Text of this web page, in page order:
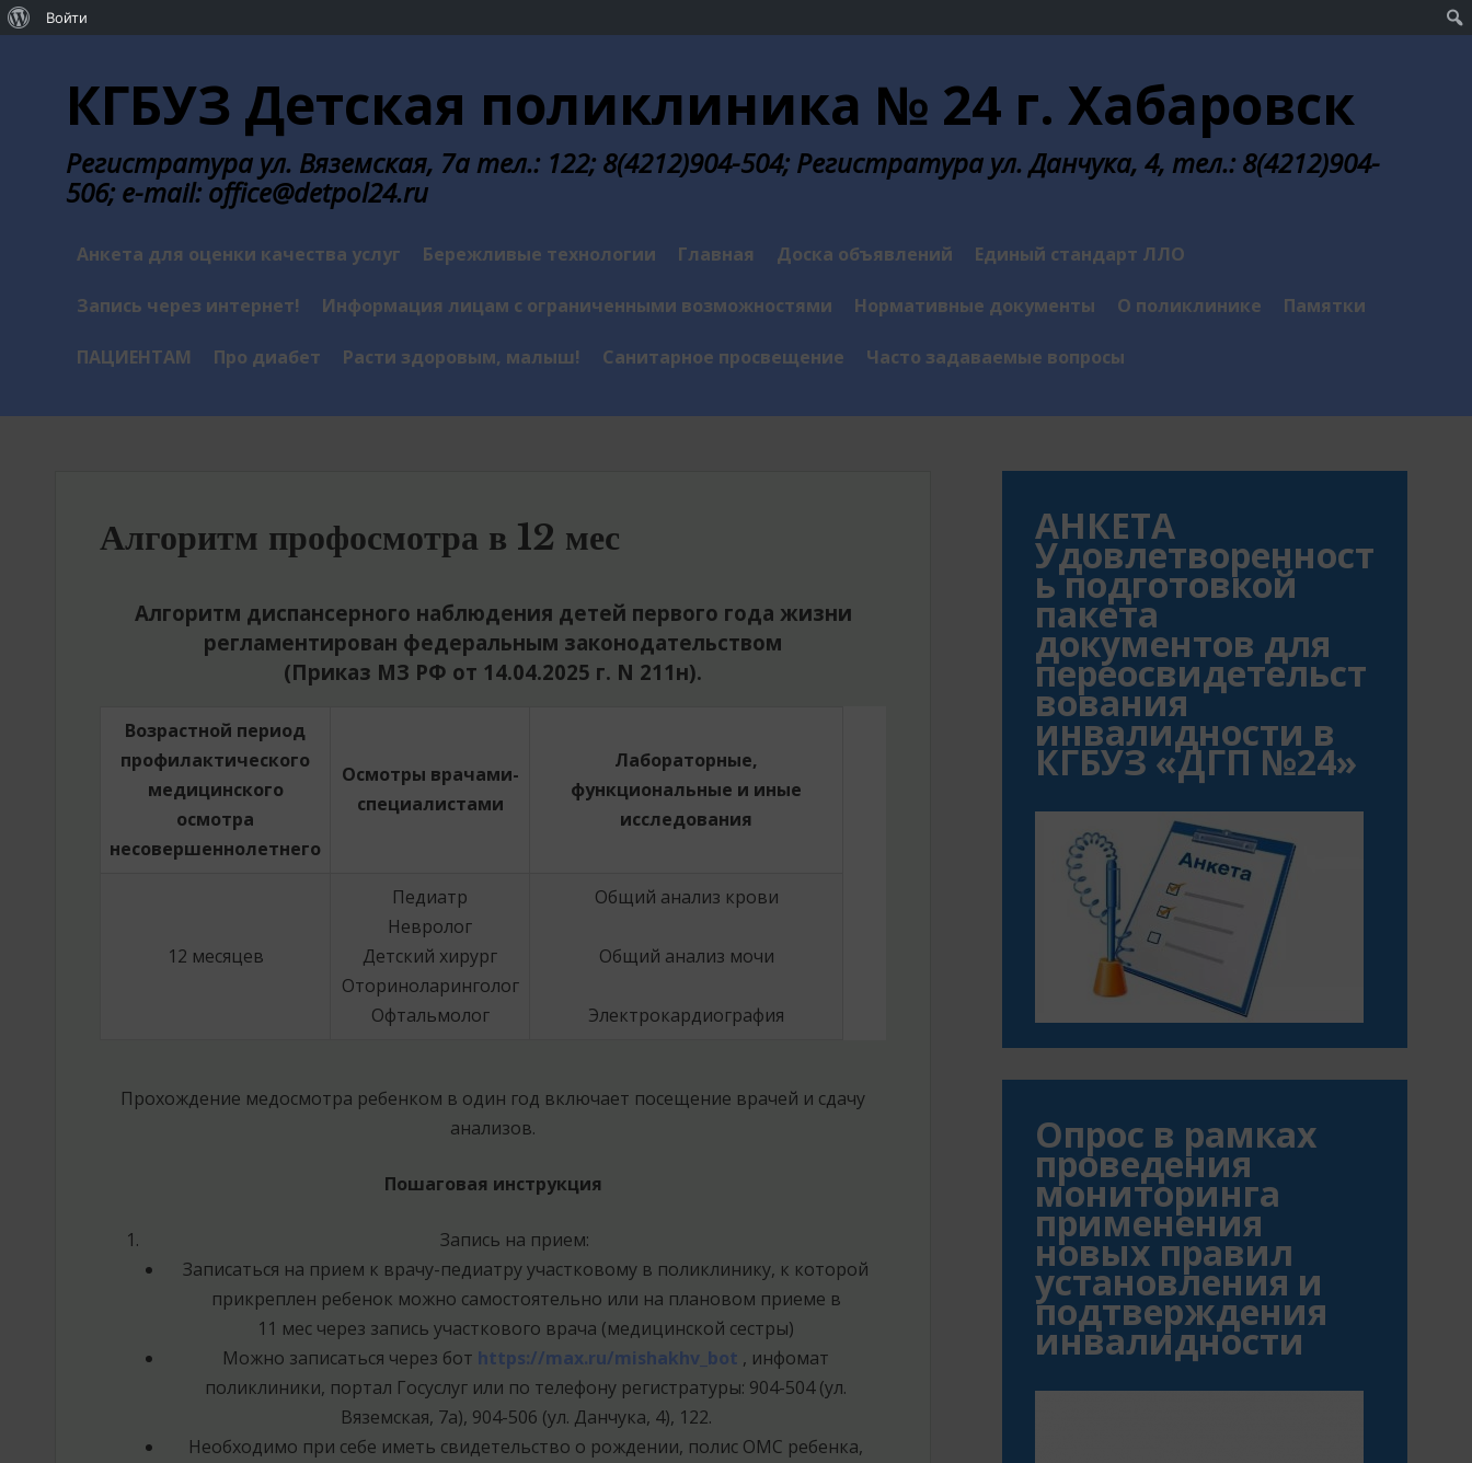
содержаниюКГБУЗ Детская поликлиника № 24 г. Хабаровск
Регистратура ул. Вяземская, 7а тел.: 122; 8(4212)904-504; Регистратура ул. Данчука, 4, тел.: 8(4212)904-
506; e-mail: office@detpol24.ru
Анкета для оценки качества услуг Бережливые технологии Главная Доска объявлений Единый стандарт ЛЛО
Запись через интернет! Информация лицам с ограниченными возможностями Нормативные документы О поликлинике Памятки
ПАЦИЕНТАМ Про диабет Расти здоровым, малыш! Санитарное просвещение Часто задаваемые вопросы
Алгоритм профосмотра в 12 мес
Алгоритм диспансерного наблюдения детей первого года жизни
регламентирован федеральным законодательством
(Приказ МЗ РФ от 14.04.2025 г. N 211н).
Возрастной период
профилактического
медицинского
осмотра
несовершеннолетнего
Осмотры врачами-
специалистами
Лабораторные,
функциональные и иные
исследования
12 месяцев
Педиатр
Невролог
Детский хирург
Оториноларинголог
Офтальмолог
Общий анализ крови
Общий анализ мочи
Электрокардиография
Прохождение медосмотра ребенком в один год включает посещение врачей и сдачу
анализов.
Пошаговая инструкция
Запись на прием:
Записаться на прием к врачу-педиатру участковому в поликлинику, к которой
прикреплен ребенок можно самостоятельно или на плановом приеме в
11 мес через запись участкового врача (медицинской сестры)
Можно записаться через бот https://max.ru/mishakhv_bot , инфомат
поликлиники, портал Госуслуг или по телефону регистратуры: 904-504 (ул.
Вяземская, 7а), 904-506 (ул. Данчука, 4), 122.
Необходимо при себе иметь свидетельство о рождении, полис ОМС ребенка,
АНКЕТА
Удовлетворенност
ь подготовкой
пакета
документов для
переосвидетельст
вования
инвалидности в
КГБУЗ «ДГП №24»
Опрос в рамках
проведения
мониторинга
применения
новых правил
установления и
подтверждения
инвалидности
Войти